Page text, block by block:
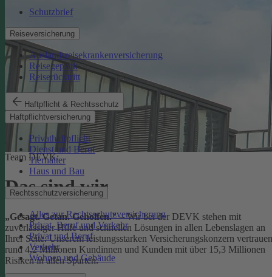
Schutzbrief
Reiseversicherung
Auslandsreisekrankenversicherung
Reisegepäck
Reiserücktritt
Haftpflicht & Rechtsschutz
Haftpflichtversicherung
Privathaftpflicht
Dienst und Beruf
Tierhalter
Haus und Bau
Rechtsschutzversicherung
Alles zur Rechtsschutzversicherung
Privat, Beruf und Verkehr
Privat und Beruf
Verkehr
Wohnen und Gebäude
Team DEVK:
Das sind wir
„Gesagt. Getan. Geholfen."– Wir bei der DEVK stehen mit
zuverlässiger Hilfe und schnellen Lösungen in allen Lebenslagen an
Ihrer Seite. Unserem leistungsstarken Versicherungskonzern vertrauen
rund 4,2 Millionen Kundinnen und Kunden mit über 15,3 Millionen
Risiken in allen Sparten.